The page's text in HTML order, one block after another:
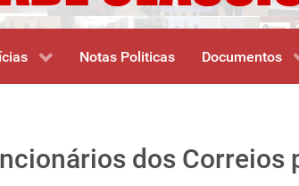
Notas Politicas Documentos
dos